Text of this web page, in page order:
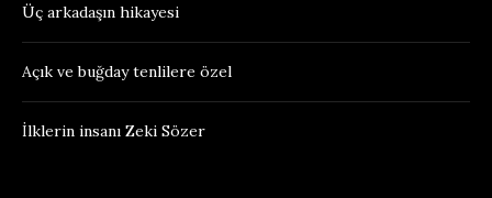
Üç arkadaşın hikayesi
Açık ve buğday tenlilere özel
İlklerin insanı Zeki Sözer